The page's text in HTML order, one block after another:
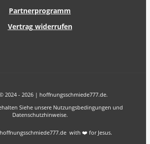
Partnerprogramm
Vertrag widerrufen
2024 - 2026 | hoffnungsschmiede777.de.
Siehe unsere Nutzungsbedingungen und
Datenschutzhinweise.
with ❤️ for Jesus.